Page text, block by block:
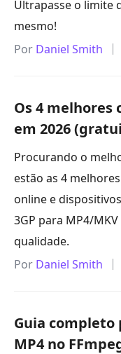
Ultrapasse o limite
mesmo!
Por Daniel Smith
Os 4 melhores
em 2026
Procurando o
estão as 4
online e
3GP para MP4/
qualidade.
Por Daniel Smith
Guia completo
MP4 no